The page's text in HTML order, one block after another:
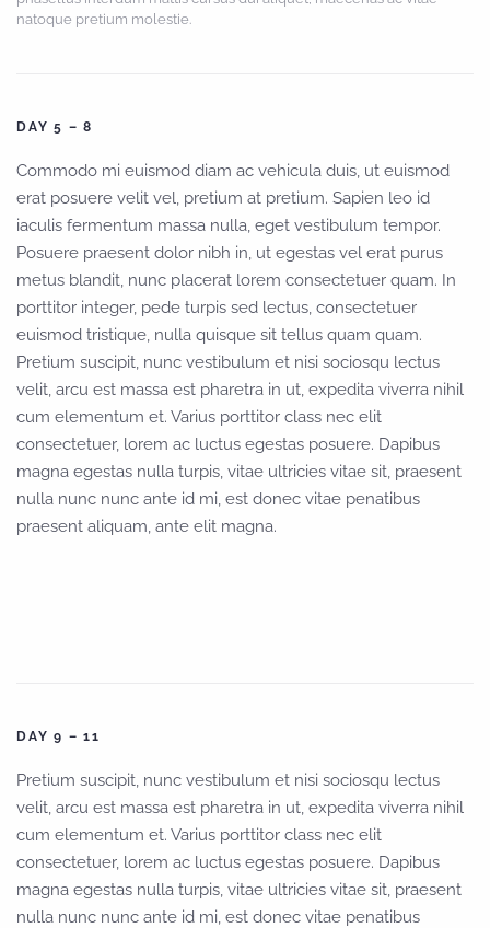
natoque pretium molestie.
DAY 5 – 8
Commodo mi euismod diam ac vehicula duis, ut euismod
erat posuere velit vel, pretium at pretium. Sapien leo id
iaculis fermentum massa nulla, eget vestibulum tempor.
Posuere praesent dolor nibh in, ut egestas vel erat purus
metus blandit, nunc placerat lorem consectetuer quam. In
porttitor integer, pede turpis sed lectus, consectetuer
euismod tristique, nulla quisque sit tellus quam quam.
Pretium suscipit, nunc vestibulum et nisi sociosqu lectus
velit, arcu est massa est pharetra in ut, expedita viverra nihil
cum elementum et. Varius porttitor class nec elit
consectetuer, lorem ac luctus egestas posuere. Dapibus
magna egestas nulla turpis, vitae ultricies vitae sit, praesent
nulla nunc nunc ante id mi, est donec vitae penatibus
praesent aliquam, ante elit magna.
DAY 9 – 11
Pretium suscipit, nunc vestibulum et nisi sociosqu lectus
velit, arcu est massa est pharetra in ut, expedita viverra nihil
cum elementum et. Varius porttitor class nec elit
consectetuer, lorem ac luctus egestas posuere. Dapibus
magna egestas nulla turpis, vitae ultricies vitae sit, praesent
nulla nunc nunc ante id mi, est donec vitae penatibus